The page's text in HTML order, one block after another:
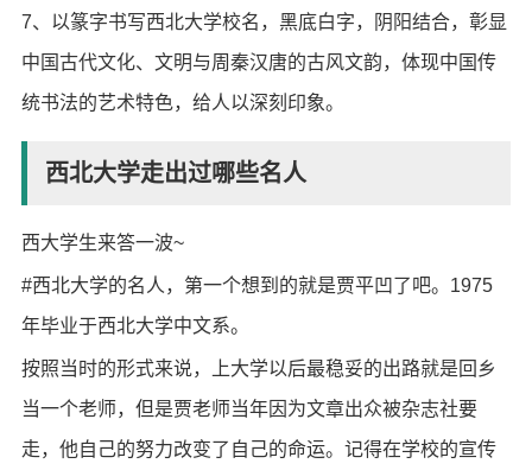
7、以篆字书写西北大学校名，黑底白字，阴阳结合，彰显
中国古代文化、文明与周秦汉唐的古风文韵，体现中国传
统书法的艺术特色，给人以深刻印象。
西北大学走出过哪些名人
西大学生来答一波~
#西北大学的名人，第一个想到的就是贾平凹了吧。1975
年毕业于西北大学中文系。
按照当时的形式来说，上大学以后最稳妥的出路就是回乡
当一个老师，但是贾老师当年因为文章出众被杂志社要
走，他自己的努力改变了自己的命运。记得在学校的宣传